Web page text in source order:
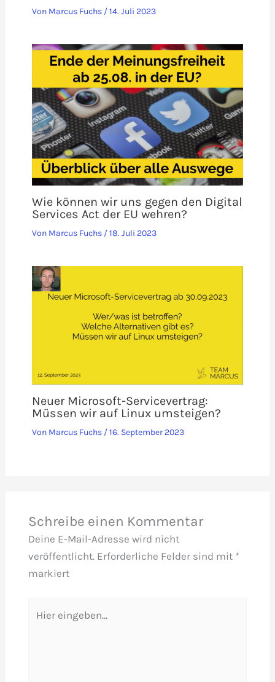
Von Marcus Fuchs /14. Juli 2023
Wie können wir uns gegen den Digital
Services Act der EU wehren?
Von Marcus Fuchs /18. Juli 2023
Neuer Microsoft-Servicevertrag:
Müssen wir auf Linux umsteigen?
Von Marcus Fuchs /16. September 2023
Schreibe einen Kommentar
Deine E-Mail-Adresse wird nicht
veröffentlicht. Erforderliche Felder sind mit *
markiert
eingeben…